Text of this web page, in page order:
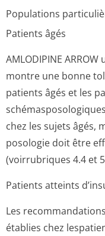
Populations
Patients âgés
AMLODIPINE
montre une bonne
patients âgés et les
chez les sujets âgés,
posologie doit être
(voirrubriques 4.4 et
Patients atteints
Les
établies chez